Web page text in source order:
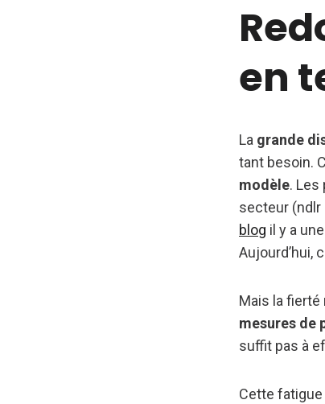
en
La grande
tant besoin.
modèle. Les
secteur (ndlr
blog il y a
Aujourd’hui,
Mais la
mesures de
suffit pas à
Cette